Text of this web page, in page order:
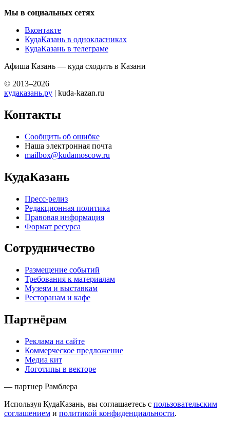
Мы в социальных сетях
Вконтакте
КудаКазань в однокласниках
КудаКазань в телеграме
Афиша Казань — куда сходить в Казани
© 2013–2026
кудаказань.ру | kuda-kazan.ru
Контакты
Сообщить об ошибке
Наша электронная почта
mailbox@kudamoscow.ru
КудаКазань
Пресс-релиз
Редакционная политика
Правовая информация
Формат ресурса
Сотрудничество
Размещение событий
Требования к материалам
Музеям и выставкам
Ресторанам и кафе
Партнёрам
Реклама на сайте
Коммерческое предложение
Медиа кит
Логотипы в векторе
— партнер Рамблера
Используя КудаКазань, вы соглашаетесь с пользовательским
соглашением и политикой конфиденциальности.